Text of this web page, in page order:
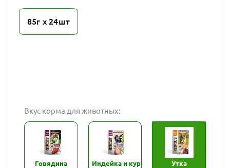
85г х 24шт
Вкус корма для животных:
Говядина Индейка и курица Утка